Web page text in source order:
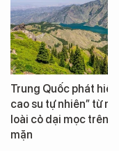
Trung Quốc phát hiện
cao su tự nhiên” từ
loài cỏ dại mọc trên
mặn